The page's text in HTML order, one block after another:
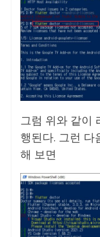
그럼 위와 같이
행된다. 그런
해 보면